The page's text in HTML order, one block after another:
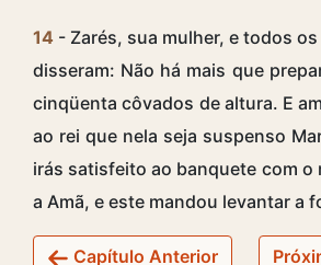
14 - Zarés, sua mulher, e todos
disseram: Não há mais que
cinqüenta côvados de altura. E
ao rei que nela seja suspenso
irás satisfeito ao banquete com o
a Amã, e este mandou levantar a
Capítulo Anterior